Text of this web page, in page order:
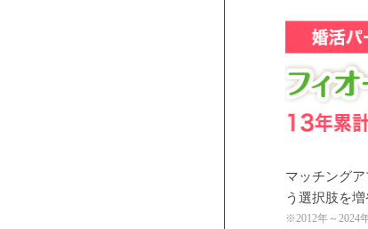
マッチング
う選択肢を
※2012年～2024